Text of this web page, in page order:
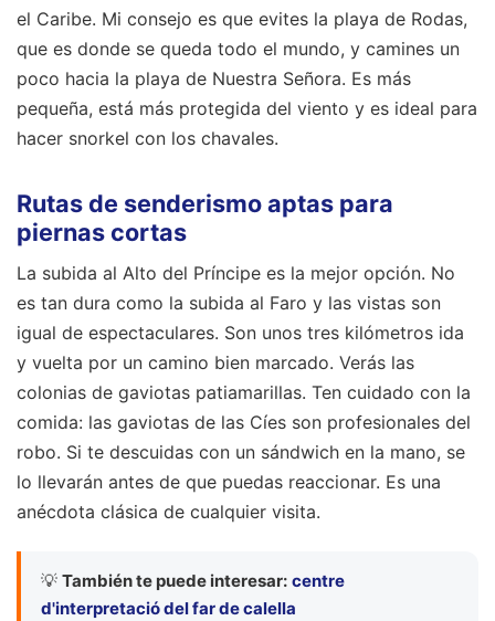
el Caribe. Mi consejo es que evites la playa de Rodas,
que es donde se queda todo el mundo, y camines un
poco hacia la playa de Nuestra Señora. Es más
pequeña, está más protegida del viento y es ideal para
hacer snorkel con los chavales.
Rutas de senderismo aptas para
piernas cortas
La subida al Alto del Príncipe es la mejor opción. No
es tan dura como la subida al Faro y las vistas son
igual de espectaculares. Son unos tres kilómetros ida
y vuelta por un camino bien marcado. Verás las
colonias de gaviotas patiamarillas. Ten cuidado con la
comida: las gaviotas de las Cíes son profesionales del
robo. Si te descuidas con un sándwich en la mano, se
lo llevarán antes de que puedas reaccionar. Es una
anécdota clásica de cualquier visita.
💡 También te puede interesar: centre
d'interpretació del far de calella